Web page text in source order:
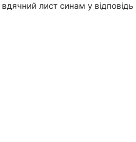
вдячний лист синам у